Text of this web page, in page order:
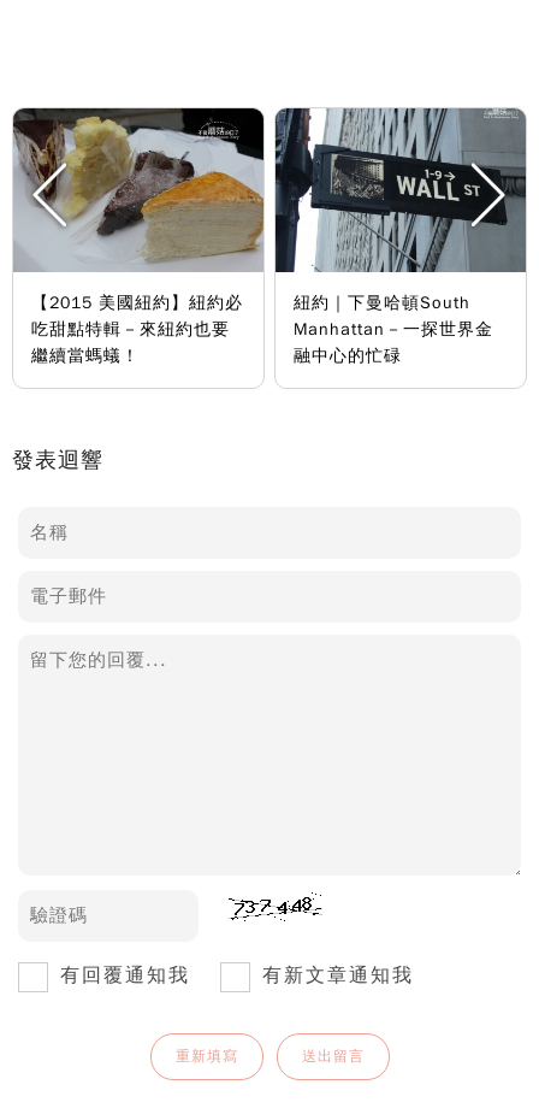
【2015 美國紐約】紐約必
吃甜點特輯－來紐約也要
繼續當螞蟻！
紐約｜下曼哈頓South
Manhattan－一探世界金
融中心的忙碌
發表迴響
有回覆通知我 有新文章通知我